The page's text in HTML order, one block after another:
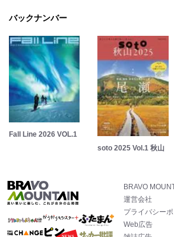
バックナンバー
Fall Line 2026 VOL.1
soto 2025 Vol.1 秋山
BRAVO
運営会社
プライバシー
Web広告